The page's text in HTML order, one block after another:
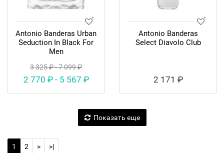
Antonio Banderas Urban
Seduction In Black For
Men
3 325 ₽ - 7 099 ₽
2 770 ₽ - 5 567 ₽
Antonio Banderas
Select Diavolo Club
2 171 ₽
Показать еще
1 2 > >|